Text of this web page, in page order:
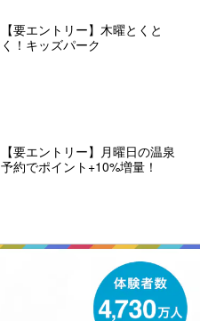
【要エントリー】木曜とくと
く！キッズパーク
【要エントリー】月曜日の温泉
予約でポイント+10%増量！